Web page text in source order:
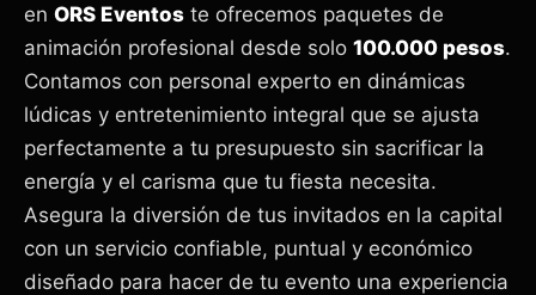
en ORS Eventos te ofrecemos paquetes de
animación profesional desde solo 100.000 pesos.
Contamos con personal experto en dinámicas
lúdicas y entretenimiento integral que se ajusta
perfectamente a tu presupuesto sin sacrificar la
energía y el carisma que tu fiesta necesita.
Asegura la diversión de tus invitados en la capital
con un servicio confiable, puntual y económico
diseñado para hacer de tu evento una experiencia